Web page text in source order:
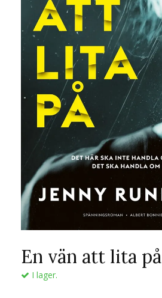
En vän att lita på
I lager.